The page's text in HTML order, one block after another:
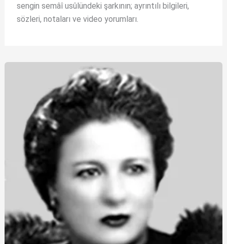
sengin semâî usûlündeki şarkının; ayrıntılı bilgileri,
sözleri, notaları ve video yorumları.